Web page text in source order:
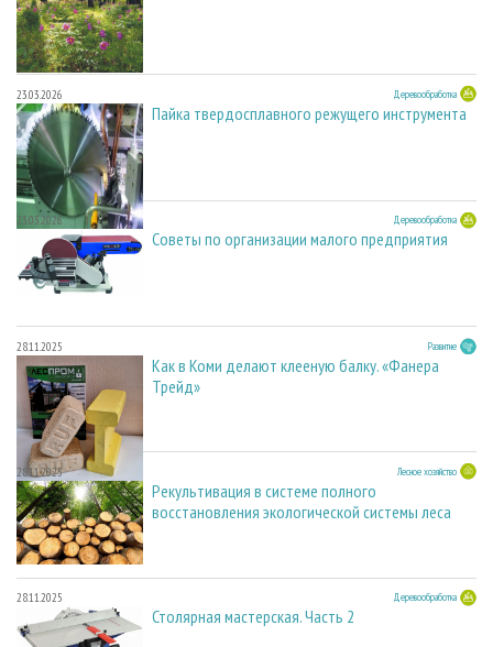
23.03.2026 Деревообработка
Пайка твердосплавного режущего инструмента
23.03.2026 Деревообработка
Советы по организации малого предприятия
28.11.2025 Развитие
Как в Коми делают клееную балку. «Фанера
Трейд»
28.11.2025 Лесное хозяйство
Рекультивация в системе полного
восстановления экологической системы леса
28.11.2025 Деревообработка
Столярная мастерская. Часть 2